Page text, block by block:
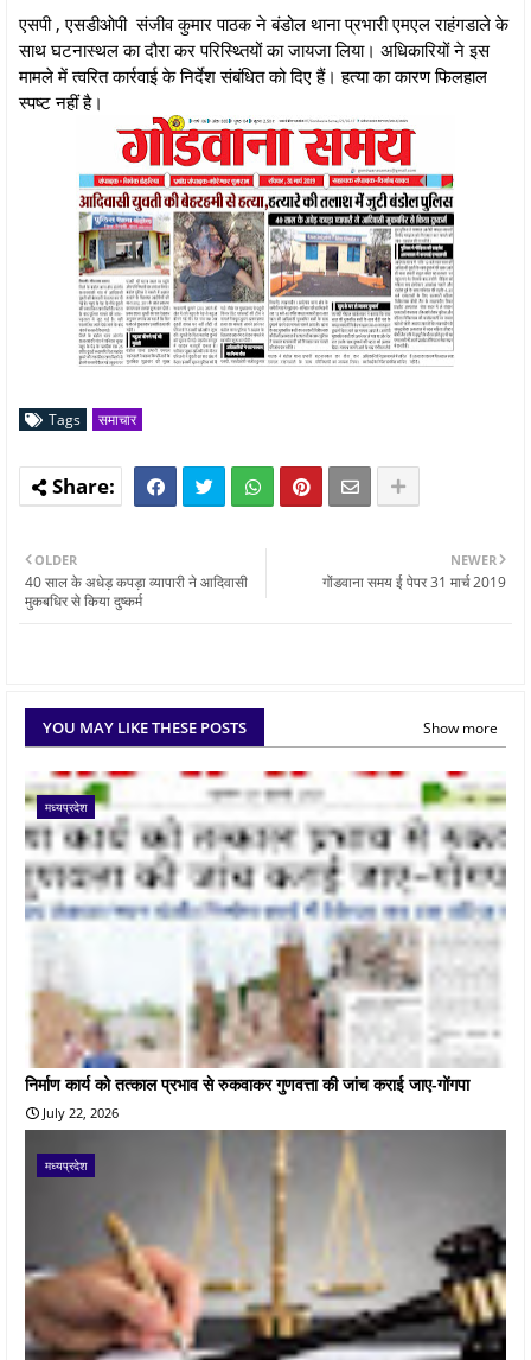
एसपी , एसडीओपी संजीव कुमार पाठक ने बंडोल थाना प्रभारी एमएल राहंगडाले के
साथ घटनास्थल का दौरा कर परिस्थ्तियों का जायजा लिया। अधिकारियों ने इस
मामले में त्वरित कार्रवाई के निर्देश संबंधित को दिए हैं। हत्या का कारण फिलहाल
स्पष्ट नहीं है।
Tags समाचार
NEWER
गोंडवाना समय ई पेपर 31 मार्च 2019
OLDER
40 साल के अधेड़ कपड़ा व्यापारी ने आदिवासी
मुकबधिर से किया दुष्कर्म
YOU MAY LIKE THESE POSTS Show more
मध्यप्रदेश
निर्माण कार्य को तत्काल प्रभाव से रुकवाकर गुणवत्ता की जांच कराई जाए-गोंगपा
July 22, 2026
मध्यप्रदेश